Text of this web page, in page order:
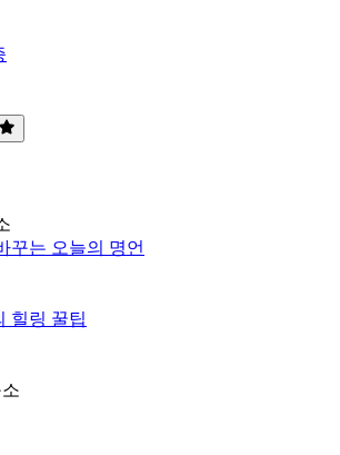
꾸는 오늘의 명언
힐링 꿀팁